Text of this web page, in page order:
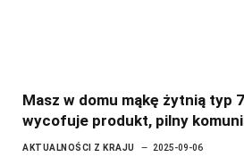
Masz w domu mąkę żytnią typ
wycofuje produkt, pilny
AKTUALNOŚCI Z KRAJU 2025-09-06